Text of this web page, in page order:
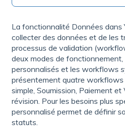
La fonctionnalité Données dans
collecter des données et de les
processus de validation
deux modes de
personnalisés et les workflows
présentement quatre workflows
simple, Soumission, Paiement
révision. Pour les besoins plus
personnalisé permet de définir
statuts.